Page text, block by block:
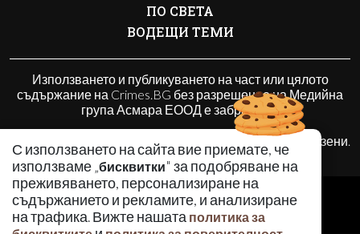
С използването на сайта вие приемате, че
използваме „бисквитки" за подобряване на
преживяването, персонализиране на
съдържанието и рекламите, и анализиране
на трафика. Вижте нашата политика за
ПО СВЕТА
ВОДЕЩИ ТЕМИ
Използването и публикуването на част или цялото
съдържание на Crimes.BG без разрешение на Медийна
група Асмара ЕООД е забранено.
© 2010 - 2026 | Crimes.BG. Всички права запазени.
РЕКЛАМА
КОНТАКТИ